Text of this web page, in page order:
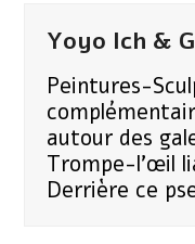
Yoyo Ich &
Peintures-
autour des
Trompe-l'œil
Derrière ce